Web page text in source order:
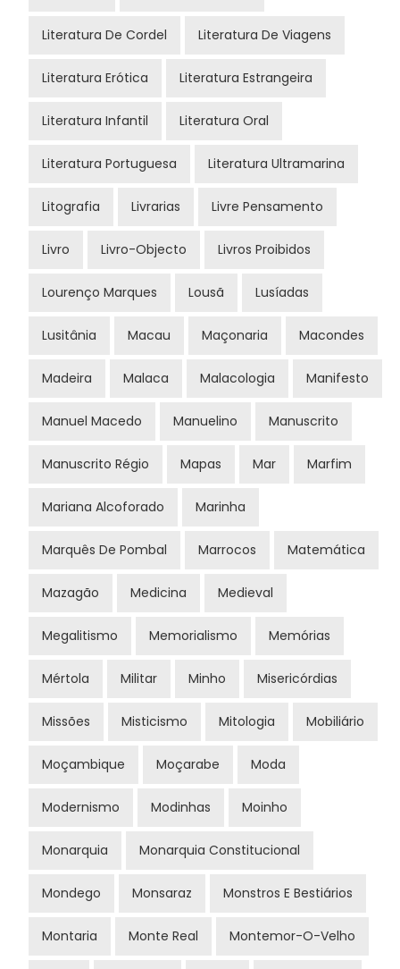
Literatura De Cordel Literatura De Viagens
Literatura Erótica Literatura Estrangeira
Literatura Infantil Literatura Oral
Literatura Portuguesa Literatura Ultramarina
Litografia Livrarias Livre Pensamento
Livro Livro-Objecto Livros Proibidos
Lourenço Marques Lousã Lusíadas
Lusitânia Macau Maçonaria Macondes
Madeira Malaca Malacologia Manifesto
Manuel Macedo Manuelino Manuscrito
Manuscrito Régio Mapas Mar Marfim
Mariana Alcoforado Marinha
Marquês De Pombal Marrocos Matemática
Mazagão Medicina Medieval
Megalitismo Memorialismo Memórias
Mértola Militar Minho Misericórdias
Missões Misticismo Mitologia Mobiliário
Moçambique Moçarabe Moda
Modernismo Modinhas Moinho
Monarquia Monarquia Constitucional
Mondego Monsaraz Monstros E Bestiários
Montaria Monte Real Montemor-O-Velho